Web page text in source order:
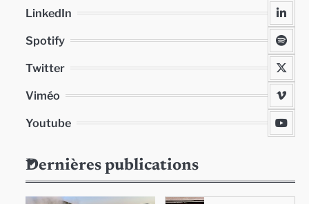
LinkedIn
Spotify
Twitter
Viméo
Youtube
Dernières publications